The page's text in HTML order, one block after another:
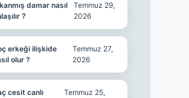
damar nasıl
?
Temmuz 29,
2026
erkeği ilişkide
olur ?
Temmuz 27,
2026
cesit canlı
Temmuz 25,